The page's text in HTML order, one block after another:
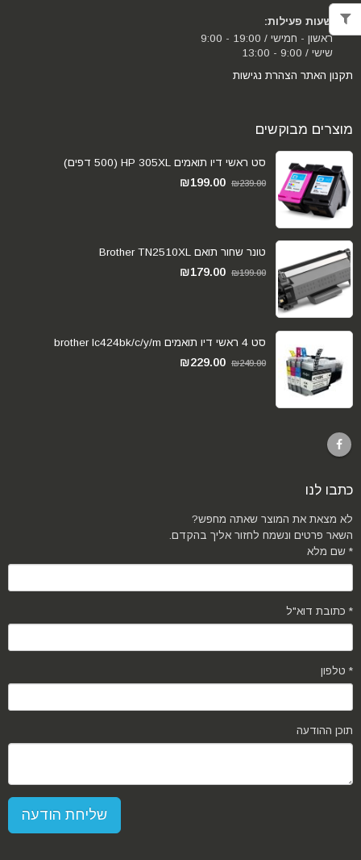
שעות פעילות:
ראשון - חמישי / 19:00 - 9:00
שישי / 9:00 - 13:00
תקנון האתר הצהרת נגישות
מוצרים מבוקשים
סט ראשי דיו תואמים HP 305XL (500 דפים)
₪239.00
₪199.00
טונר שחור תואם Brother TN2510XL
₪199.00
₪179.00
סט 4 ראשי דיו תואמים brother lc424bk/c/y/m
₪249.00
₪229.00
כתבו לנו
לא מצאת את המוצר שאתה מחפש?
השאר פרטים ונשמח לחזור אליך בהקדם.
שם מלא *
כתובת דוא"ל *
טלפון *
תוכן ההודעה